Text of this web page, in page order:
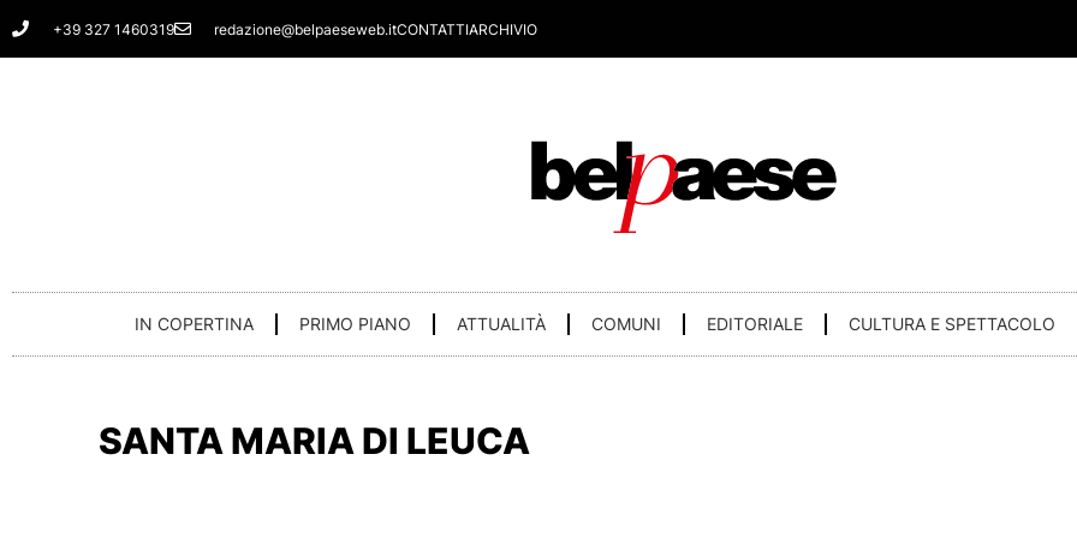
Vai
al
+39 327 1460319 redazione@belpaeseweb.itCONTATTIARCHIVIO
IN COPERTINA PRIMO PIANO ATTUALITÀ COMUNI EDITORIALE CULTURA E SPETTACOLO
SANTA MARIA DI LEUCA